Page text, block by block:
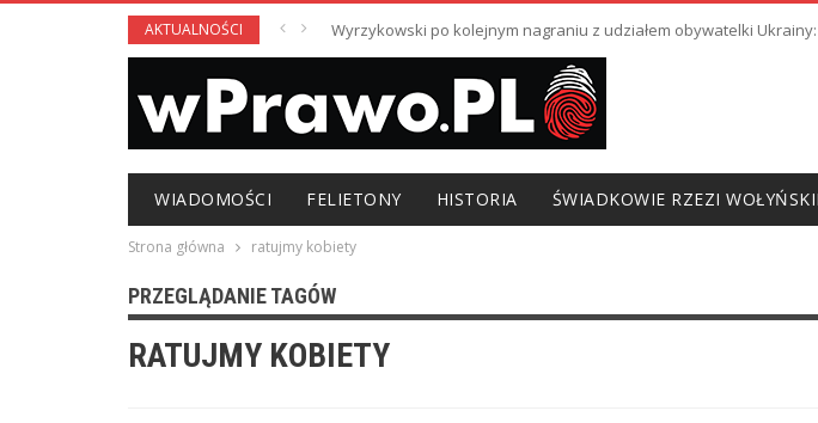
AKTUALNOŚCI Wyrzykowski po kolejnym nagraniu z udziałem obywatelki Ukrainy:
WIADOMOŚCI FELIETONY HISTORIA ŚWIADKOWIE RZEZI
Strona główna ratujmy kobiety
PRZEGLĄDANIE TAGÓW
RATUJMY KOBIETY